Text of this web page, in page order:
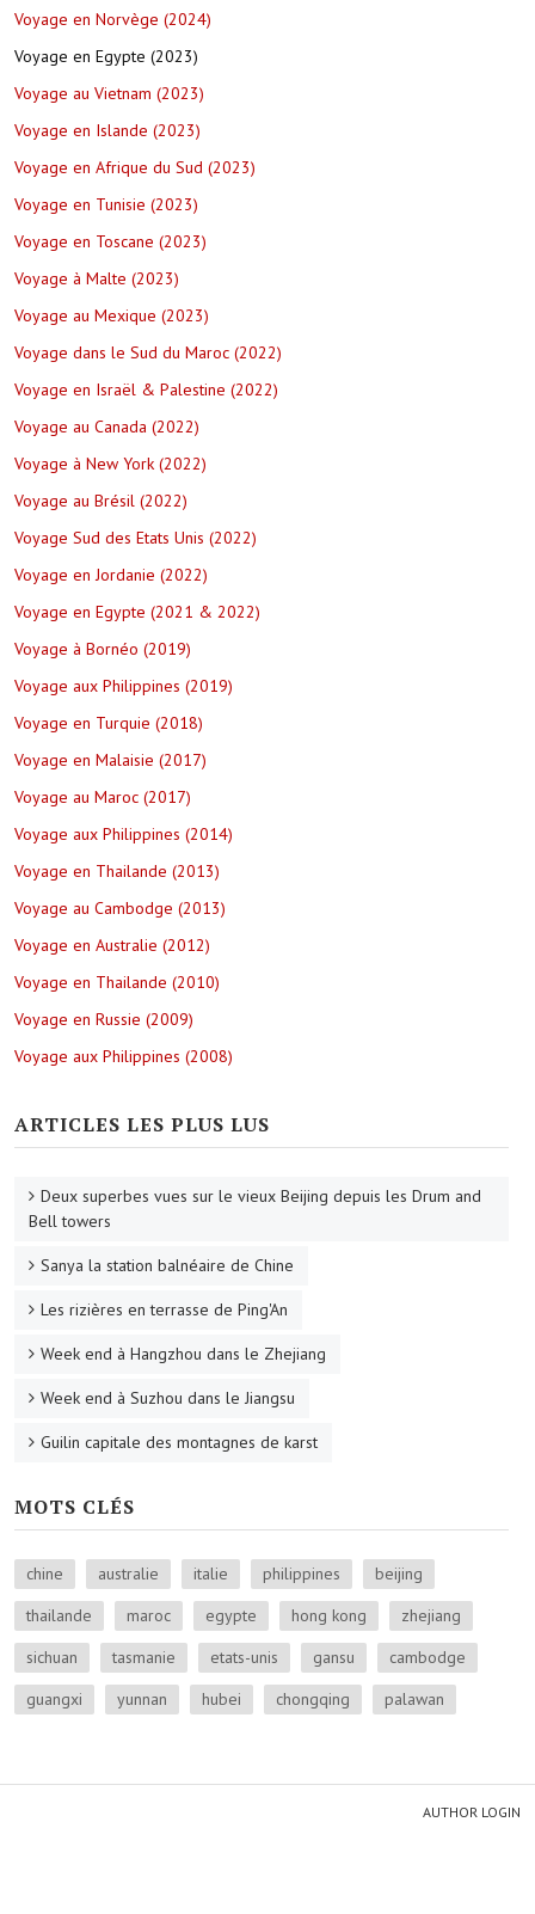
Voyage en Norvège (2024)
Voyage en Egypte (2023)
Voyage au Vietnam (2023)
Voyage en Islande (2023)
Voyage en Afrique du Sud (2023)
Voyage en Tunisie (2023)
Voyage en Toscane (2023)
Voyage à Malte (2023)
Voyage au Mexique (2023)
Voyage dans le Sud du Maroc (2022)
Voyage en Israël & Palestine (2022)
Voyage au Canada (2022)
Voyage à New York (2022)
Voyage au Brésil (2022)
Voyage Sud des Etats Unis (2022)
Voyage en Jordanie (2022)
Voyage en Egypte (2021 & 2022)
Voyage à Bornéo (2019)
Voyage aux Philippines (2019)
Voyage en Turquie (2018)
Voyage en Malaisie (2017)
Voyage au Maroc (2017)
Voyage aux Philippines (2014)
Voyage en Thailande (2013)
Voyage au Cambodge (2013)
Voyage en Australie (2012)
Voyage en Thailande (2010)
Voyage en Russie (2009)
Voyage aux Philippines (2008)
ARTICLES LES PLUS LUS
Deux superbes vues sur le vieux Beijing depuis les Drum and
Bell towers
Sanya la station balnéaire de Chine
Les rizières en terrasse de Ping'An
Week end à Hangzhou dans le Zhejiang
Week end à Suzhou dans le Jiangsu
Guilin capitale des montagnes de karst
MOTS CLÉS
chine australie italie philippines
beijing
thailande
maroc egypte hong kong
zhejiang
sichuan
tasmanie etats-unis gansu
cambodge
guangxi
yunnan hubei chongqing palawan
AUTHOR LOGIN